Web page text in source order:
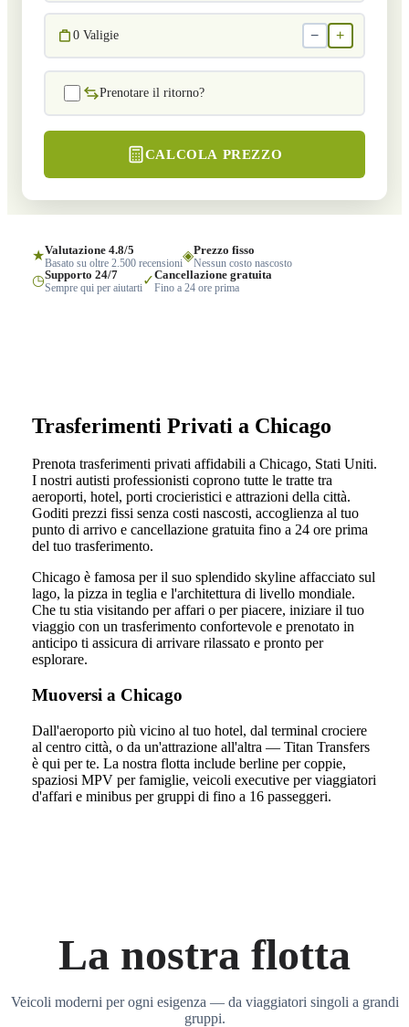
0 Valigie − +
Prenotare il ritorno?
CALCOLA PREZZO
★Valutazione 4.8/5
Basato su oltre 2.500 recensioni◈Prezzo fisso
Nessun costo nascosto
◷Supporto 24/7
Sempre qui per aiutarti✓Cancellazione gratuita
Fino a 24 ore prima
Trasferimenti Privati a Chicago
Prenota trasferimenti privati affidabili a Chicago, Stati Uniti.
I nostri autisti professionisti coprono tutte le tratte tra
aeroporti, hotel, porti crocieristici e attrazioni della città.
Goditi prezzi fissi senza costi nascosti, accoglienza al tuo
punto di arrivo e cancellazione gratuita fino a 24 ore prima
del tuo trasferimento.
Chicago è famosa per il suo splendido skyline affacciato sul
lago, la pizza in teglia e l'architettura di livello mondiale.
Che tu stia visitando per affari o per piacere, iniziare il tuo
viaggio con un trasferimento confortevole e prenotato in
anticipo ti assicura di arrivare rilassato e pronto per
esplorare.
Muoversi a Chicago
Dall'aeroporto più vicino al tuo hotel, dal terminal crociere
al centro città, o da un'attrazione all'altra — Titan Transfers
è qui per te. La nostra flotta include berline per coppie,
spaziosi MPV per famiglie, veicoli executive per viaggiatori
d'affari e minibus per gruppi di fino a 16 passeggeri.
La nostra flotta
Veicoli moderni per ogni esigenza — da viaggiatori singoli a grandi
gruppi.